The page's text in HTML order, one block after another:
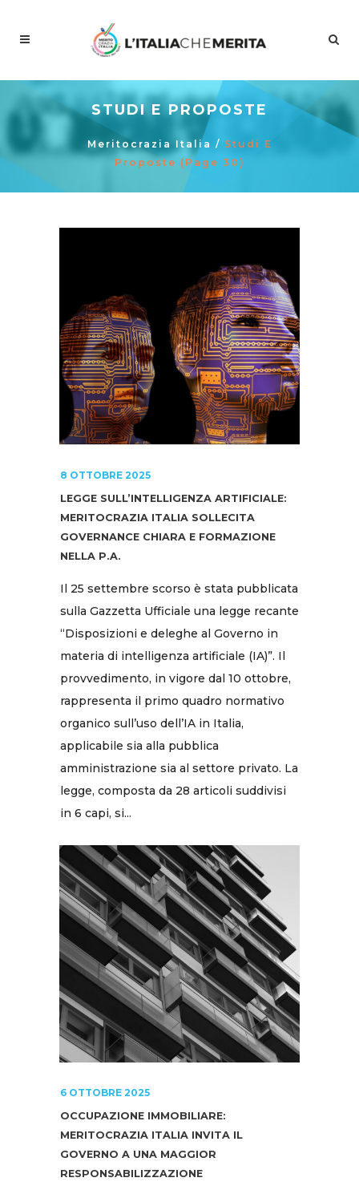
STUDI E PROPOSTE
Meritocrazia Italia / Studi E
Proposte (Page 30)
8 OTTOBRE 2025
LEGGE SULL’INTELLIGENZA ARTIFICIALE:
MERITOCRAZIA ITALIA SOLLECITA
GOVERNANCE CHIARA E FORMAZIONE
NELLA P.A.
Il 25 settembre scorso è stata pubblicata
sulla Gazzetta Ufficiale una legge recante
“Disposizioni e deleghe al Governo in
materia di intelligenza artificiale (IA)”. Il
provvedimento, in vigore dal 10 ottobre,
rappresenta il primo quadro normativo
organico sull’uso dell’IA in Italia,
applicabile sia alla pubblica
amministrazione sia al settore privato. La
legge, composta da 28 articoli suddivisi
in 6 capi, si...
6 OTTOBRE 2025
OCCUPAZIONE IMMOBILIARE:
MERITOCRAZIA ITALIA INVITA IL
GOVERNO A UNA MAGGIOR
RESPONSABILIZZAZIONE